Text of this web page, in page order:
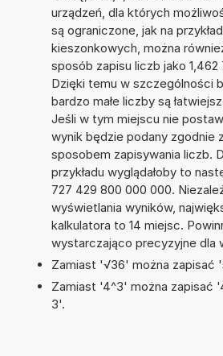
urządzeń, dla których
są ograniczone, jak na
kieszonkowych, można
sposób zapisu liczb jako 1,462
Dzięki temu w szczególności
bardzo małe liczby są
Jeśli w tym miejscu nie
wynik będzie podany zgodnie
sposobem zapisywania liczb.
przykładu wyglądałoby to
727 429 800 000 000.
wyświetlania wyników,
kalkulatora to 14 miejsc.
wystarczająco precyzyjne dla
Zamiast '√36' można zapisać
Zamiast '4^3' można zapisać
3'.